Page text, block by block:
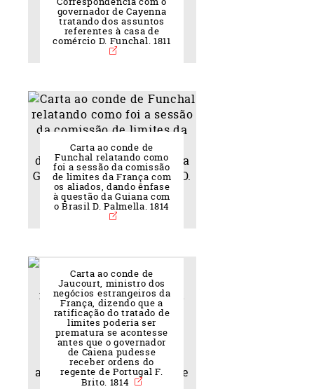
governador de Cayenna
tratando dos assuntos
referentes à casa de
comércio D. Funchal. 1811
Carta ao conde de
Funchal relatando como
foi a sessão da comissão
de limites da França com
os aliados, dando ênfase
à questão da Guiana com
o Brasil D. Palmella. 1814
Carta ao conde de
Jaucourt, ministro dos
negócios estrangeiros da
França, dizendo que a
ratificação do tratado de
limites poderia ser
prematura se acontesse
antes que o governador
de Caiena pudesse
receber ordens do
regente de Portugal F.
Brito. 1814